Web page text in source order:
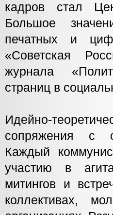
кадров стал
Большое
печатных и
«Советская
журнала
страниц в
Идейно-
сопряжения с
Каждый
участию в
митингов и
коллективах,